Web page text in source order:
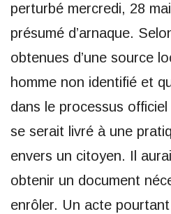
perturbé mercredi, 28
présumé d’arnaque.
obtenues d’une source
homme non identifié et
dans le processus
se serait livré à une
envers un citoyen. Il
obtenir un document
enrôler. Un acte